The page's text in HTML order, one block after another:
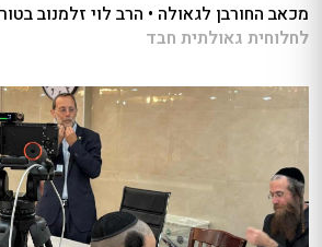
מכאב החורבן לגאולה • הרב לוי זלמנוב
לחלוחית גאולתית חבד